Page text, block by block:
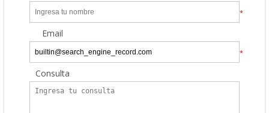
*
Email
*
Consulta